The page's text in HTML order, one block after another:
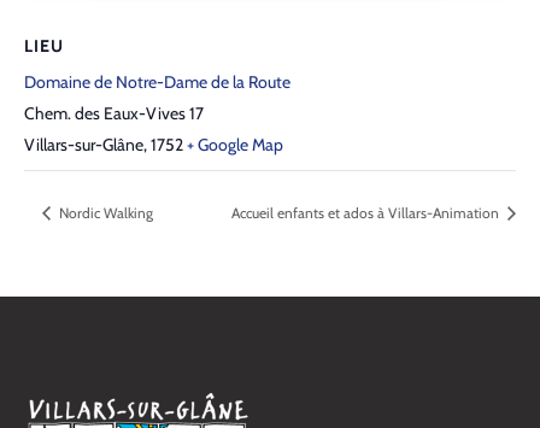
LIEU
Domaine de Notre-Dame de la Route
Chem. des Eaux-Vives 17
Villars-sur-Glâne,1752+ Google Map
Nordic Walking Accueil enfants et ados à Villars-Animation